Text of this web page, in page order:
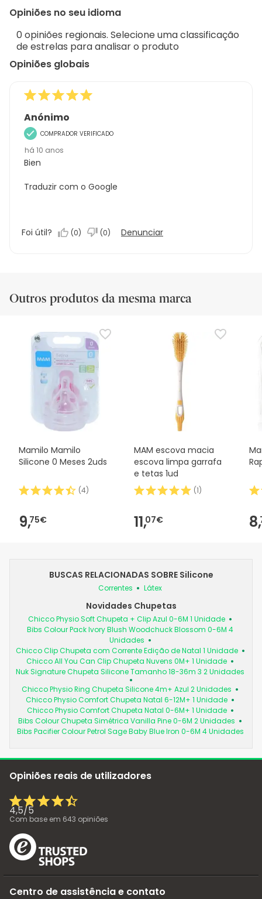
1
análise
Opiniões no seu idioma
0 opiniões regionais. Selecione uma classificação
de estrelas para analisar o produto
Opiniões globais
Anónimo
COMPRADOR VERIFICADO
há 10 anos
Bien
Traduzir com o Google
Foi útil? (0) (0) Denunciar
Outros produtos da mesma marca
Mamilo Mamilo
Silicone 0 Meses 2uds
(4)
9,75€
MAM escova macia
escova limpa garrafa
e tetas 1ud
(1)
11,07€ 8,
BUSCAS RELACIONADAS SOBRE Silicone
Correntes Látex
Novidades Chupetas
Chicco Physio Soft Chupeta + Clip Azul 0-6M 1 Unidade
Bibs Colour Pack Ivory Blush Woodchuck Blossom 0-6M 4
Unidades
Chicco Clip Chupeta com Corrente Edição de Natal 1 Unidade
Chicco All You Can Clip Chupeta Nuvens 0M+ 1 Unidade
Nuk Signature Chupeta Silicone Tamanho 18-36m 3 2 Unidades
Chicco Physio Ring Chupeta Silicone 4m+ Azul 2 Unidades
Chicco Physio Comfort Chupeta Natal 6-12M+ 1 Unidade
Chicco Physio Comfort Chupeta Natal 0-6M+ 1 Unidade
Bibs Colour Chupeta Simétrica Vanilla Pine 0-6M 2 Unidades
Bibs Pacifier Colour Petrol Sage Baby Blue Iron 0-6M 4 Unidades
Opiniões reais de utilizadores
4,5/5
Com base em 643 opiniões
Centro de assistência e contato